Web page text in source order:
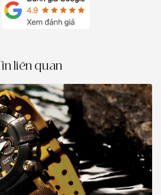
Tin liên quan